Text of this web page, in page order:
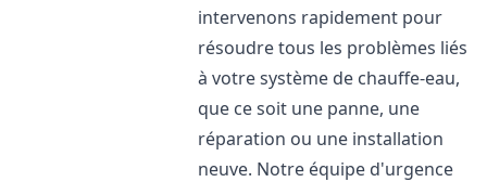
intervenons rapidement pour
résoudre tous les problèmes liés
à votre système de chauffe-eau,
que ce soit une panne, une
réparation ou une installation
neuve. Notre équipe d'urgence